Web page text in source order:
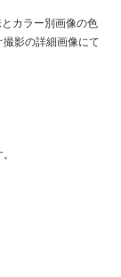
カラー別画像の色
影の詳細画像にて